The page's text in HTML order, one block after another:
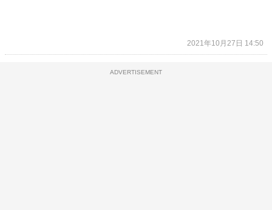
2021年10月27日 14:50
ADVERTISEMENT